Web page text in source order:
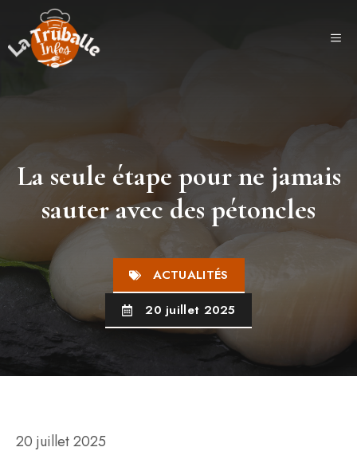
contenu
La seule étape pour ne jamais
sauter avec des pétoncles
ACTUALITÉS
20 juillet 2025
20 juillet 2025